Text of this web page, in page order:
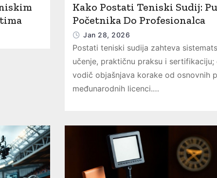
Kako Postati Teniski Sudij:
Početnika Do Profesionalca
Jan 28, 2026
Postati teniski sudija zahteva
učenje, praktičnu praksu i sertifikaciju;
vodič objašnjava korake od osnovnih
međunarodnih licenci.…